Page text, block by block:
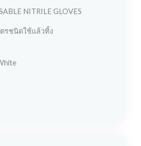
NITRILE GLOVES
รชนิดใช้แล้วทิ้ง